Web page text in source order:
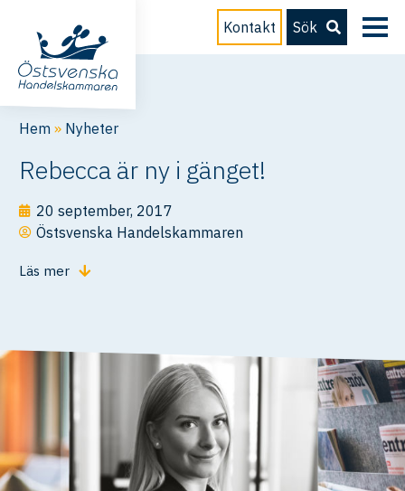
Kontakt Sök
Hem » Nyheter
Rebecca är ny i gänget!
20 september, 2017
Östsvenska Handelskammaren
Läs mer